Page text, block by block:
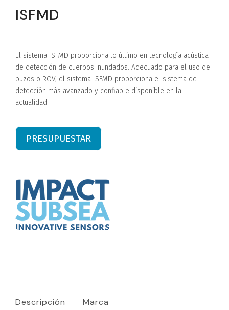
ISFMD
El sistema ISFMD proporciona lo último en tecnología acústica
de detección de cuerpos inundados. Adecuado para el uso de
buzos o ROV, el sistema ISFMD proporciona el sistema de
detección más avanzado y confiable disponible en la
actualidad.
PRESUPUESTAR
Descripción Marca